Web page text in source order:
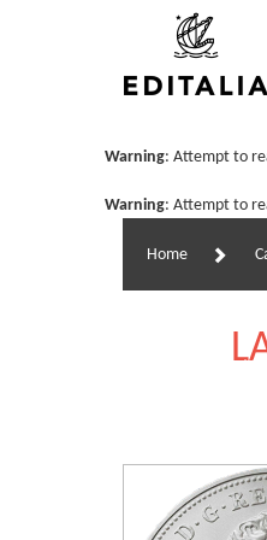
Warning: Attempt to
Warning: Attempt to
Home
corporate/